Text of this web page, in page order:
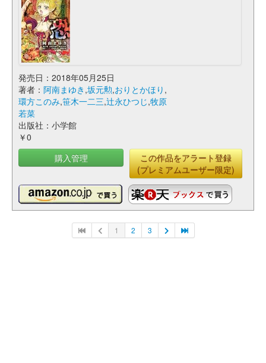
発売日：2018年05月25日
著者： 阿南まゆき ,坂元勲,おりとかほり ,
環方このみ,笹木一二三,辻永ひつじ,牧原
若菜
出版社：小学館
￥0
購入管理
この作品をアラート登録
(プレミアムユーザー限定)
1 2 3